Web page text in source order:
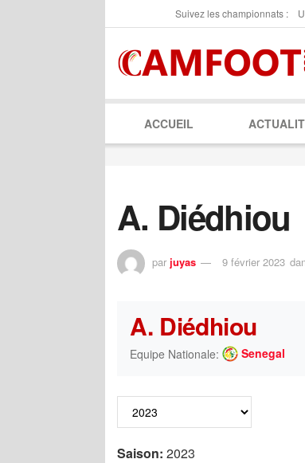
Suivez les championnats :
ACCUEIL
A. Diédhiou
par juyas 9 février 2023
A. Diédhiou
Equipe Nationale: Senegal
Saison: 2023